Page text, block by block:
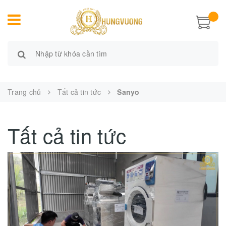
Trang chủ Tất cả tin tức Sanyo
Tất cả tin tức